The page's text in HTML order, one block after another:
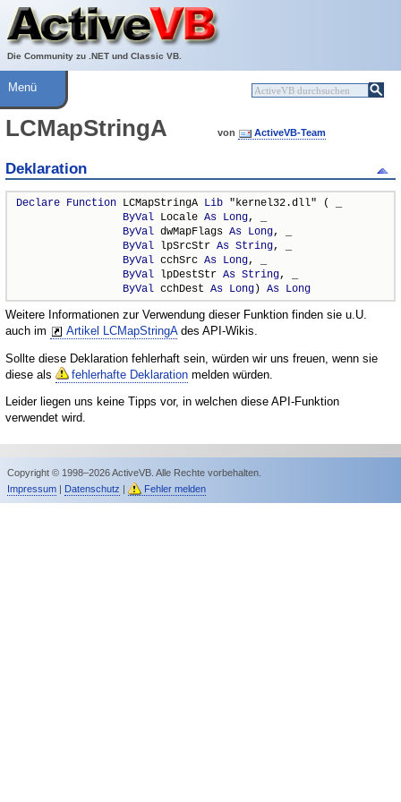
Die Community zu .NET und Classic VB.
Über ActiveVB
Hilfe
Menü
LCMapStringA von ActiveVB-Team
Deklaration
Declare Function LCMapStringA Lib "kernel32.dll" ( _
ByVal Locale As Long, _
ByVal dwMapFlags As Long, _
ByVal lpSrcStr As String, _
ByVal cchSrc As Long, _
ByVal lpDestStr As String, _
ByVal cchDest As Long) As Long
Weitere Informationen zur Verwendung dieser Funktion finden sie u.U.
auch im
Artikel LCMapStringAdes API-Wikis.
Sollte diese Deklaration fehlerhaft sein, würden wir uns freuen, wenn sie
diese als
fehlerhafte Deklaration melden würden.
Leider liegen uns keine Tipps vor, in welchen diese API-Funktion
verwendet wird.
Copyright © 1998–2026 ActiveVB. Alle Rechte vorbehalten.
Impressum| Datenschutz | Fehler melden